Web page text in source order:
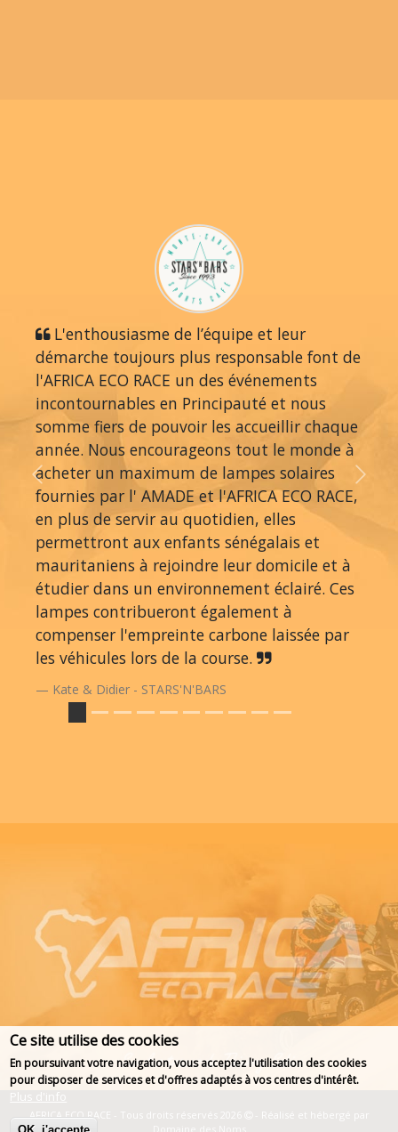
L'enthousiasme de l’équipe et leur
démarche toujours plus responsable font de
l'AFRICA ECO RACE un des événements
incontournables en Principauté et nous
somme fiers de pouvoir les accueillir chaque
année. Nous encourageons tout le monde à
acheter un maximum de lampes solaires
fournies par l' AMADE et l'AFRICA ECO RACE,
en plus de servir au quotidien, elles
permettront aux enfants sénégalais et
mauritaniens à rejoindre leur domicile et à
étudier dans un environnement éclairé. Ces
lampes contribueront également à
compenser l'empreinte carbone laissée par
les véhicules lors de la course.
Kate & Didier - STARS'N'BARS
Previous Next
AFRICA ECO RACE - Tous droits réservés 2026
- Réalisé et hébergé par
Ce site utilise des cookies
En poursuivant votre navigation, vous acceptez l'utilisation des cookies
pour disposer de services et d'offres adaptés à vos centres d'intérêt.
Plus d'info